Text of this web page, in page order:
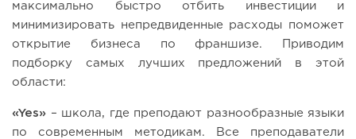
максимально быстро отбить инвестиции и
минимизировать непредвиденные расходы поможет
открытие бизнеса по франшизе. Приводим
подборку самых лучших предложений в этой
области:
«Yes» – школа, где преподают разнообразные языки
по современным методикам. Все преподаватели